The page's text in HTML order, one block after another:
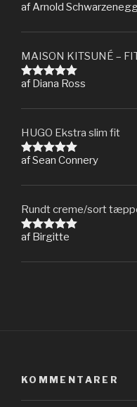
Vurderet5
af Arnold
MAISON KITSUNÉ –
Vurderet 5
af Diana Ross
HUGO Ekstra slim fit
Vurderet5
af Sean Connery
Rundt creme/sort
Vurderet5
af Birgitte
KOMMENTARER